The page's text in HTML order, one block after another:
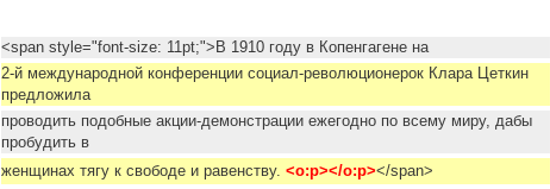
<span style="font-size: 11pt;">В 1910 году в Копенгагене на
2-й международной конференции социал-революционерок Клара Цеткин
предложила
проводить подобные акции-демонстрации ежегодно по всему миру, дабы
пробудить в
женщинах тягу к свободе и равенству. <o:p></o:p></span>